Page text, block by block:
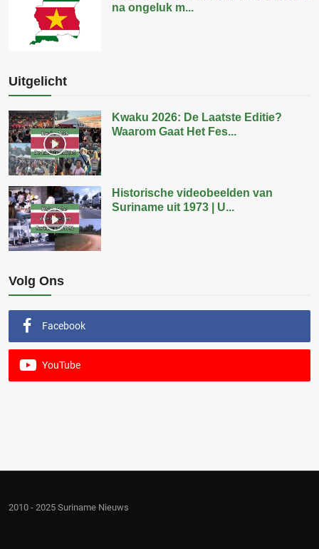
na ongeluk m...
Uitgelicht
Kwaku 2026: De Laatste Editie?
Waarom Gaat Het Fes...
Historische videobeelden van
Suriname uit 1973 | U...
Volg Ons
Facebook
YouTube
2010 - 2025 Suriname Nieuws